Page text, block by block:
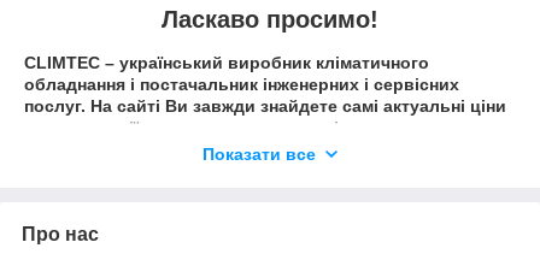
Ласкаво просимо!
CLIMTEC – український виробник кліматичного
обладнання і постачальник інженерних і сервісних
послуг. На сайті Ви завжди знайдете самі актуальні ціни
та пропозиції на наше устаткування і послуги.
Тут Ви можете зробити покупку та отримати
знаходиться в розділі
Показати все
Про нас